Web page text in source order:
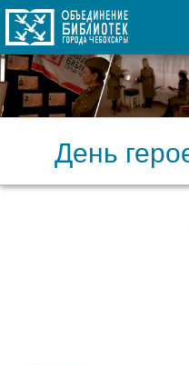
День